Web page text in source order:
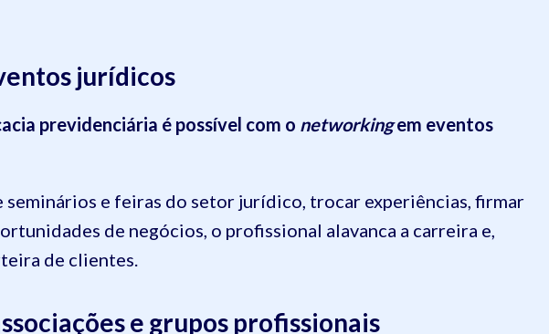
jurídicos
previdenciária é possível com o networkingem eventos
seminários e feiras do setor jurídico, trocar experiências, firmar
de negócios, o profissional alavanca a carreira e,
de clientes.
e grupos profissionais